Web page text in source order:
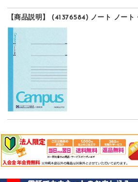
【商品説明】 (41376584) ノート ノート